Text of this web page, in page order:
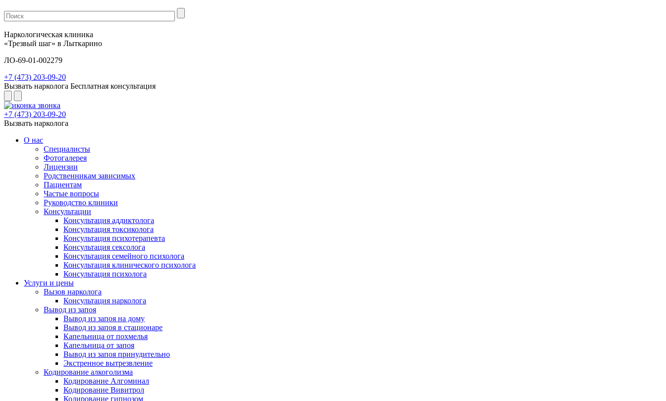
Наркологическая клиника
«Трезвый шаг» в Лыткарино
ЛО-69-01-002279
+7 (473) 203-09-20
Вызвать нарколога Бесплатная консультация
+7 (473) 203-09-20
Вызвать нарколога
О нас
Специалисты
Фотогалерея
Лицензии
Родственникам зависимых
Пациентам
Частые вопросы
Руководство клиники
Консультации
Консультация аддиктолога
Консультация токсиколога
Консультация психотерапевта
Консультация сексолога
Консультация семейного психолога
Консультация клинического психолога
Консультация психолога
Услуги и цены
Вызов нарколога
Консультация нарколога
Вывод из запоя
Вывод из запоя на дому
Вывод из запоя в стационаре
Капельница от похмелья
Капельница от запоя
Вывод из запоя принудительно
Экстренное вытрезвление
Кодирование алкоголизма
Кодирование Алгоминал
Кодирование Вивитрол
Кодирование гипнозом